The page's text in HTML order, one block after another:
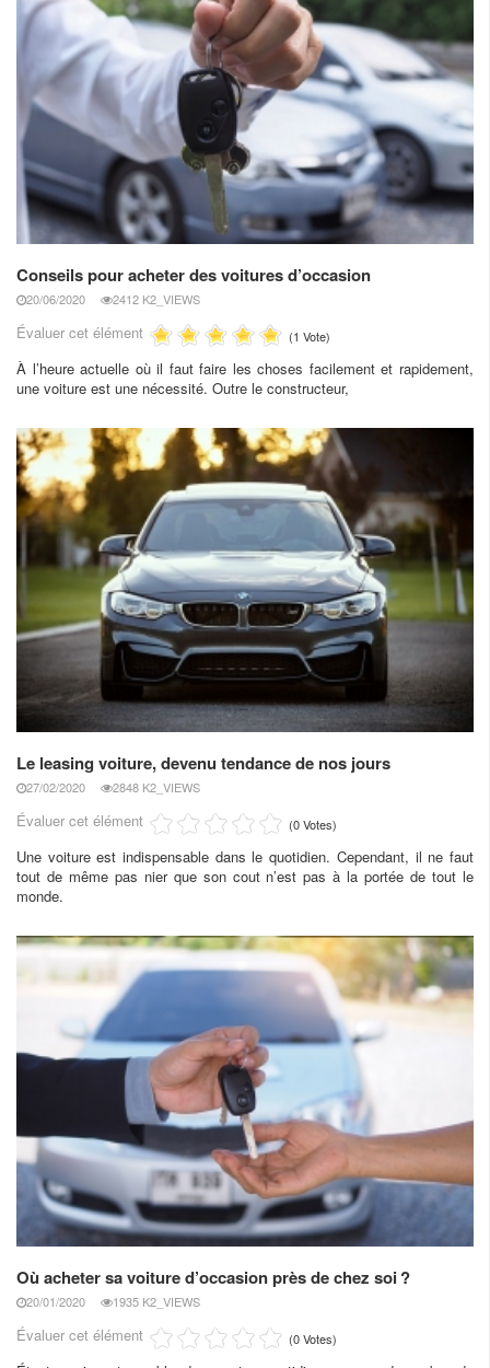
Conseils pour acheter des voitures d’occasion
20/06/2020 2412 K2_VIEWS
Évaluer cet élément (1 Vote)
À l’heure actuelle où il faut faire les choses facilement et rapidement,
une voiture est une nécessité. Outre le constructeur,
Le leasing voiture, devenu tendance de nos jours
27/02/2020 2848 K2_VIEWS
Évaluer cet élément (0 Votes)
Une voiture est indispensable dans le quotidien. Cependant, il ne faut
tout de même pas nier que son cout n’est pas à la portée de tout le
monde.
Où acheter sa voiture d’occasion près de chez soi ?
20/01/2020 1935 K2_VIEWS
Évaluer cet élément (0 Votes)